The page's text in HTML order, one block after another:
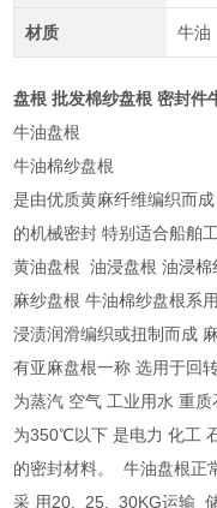
材质 牛油
盘根 批发棉纱盘根 密封件
牛油盘根
牛油棉纱盘根
是由优质黄麻纤维编织而
的机械密封 特别适合船舶
黄油盘根 油浸盘根 油浸棉
麻纱盘根 牛油棉纱盘根系
浸渍润滑编织或扭制而成
有亚麻盘根一称 选用于回
为蒸汽 空气 工业用水 重
为350℃以下 是电力 化工
的密封材料。 牛油盘根
采 用20. 25. 30KG运输